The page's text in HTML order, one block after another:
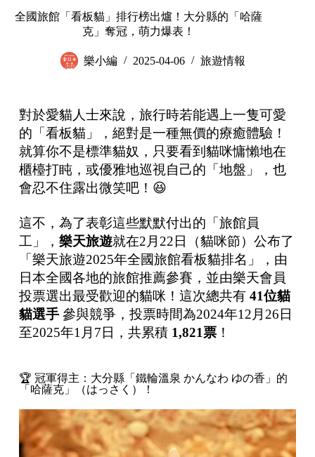
全國旅館「看板貓」排行榜出爐！大分縣的「哈薩
克」奪冠，萌力爆表！
樂小編 2025-04-06 旅遊情報
對於愛貓人士來說，旅行時若能遇上一隻可愛
的「看板貓」，絕對是一種無價的療癒體驗！
就算你不是標準貓奴，只要看到貓咪慵懶地在
櫃檯打盹，或優雅地巡視自己的「地盤」，也
會忍不住露出微笑吧！😆
這不，為了表彰這些默默付出的「旅館員
工」， 樂天旅遊就在2月22日（貓咪節）公布了
「樂天旅遊2025年全國旅館看板貓排名」，由
日本全國各地的旅館推薦參賽，並由樂天會員
投票選出最受歡迎的貓咪！這次總共有 41位貓
貓選手參與競爭，投票時間為2024年12月26日
至2025年1月7日，共累積 1,821票！
🏆 冠軍得主：大分縣「鐵輪溫泉 かんなわ ゆの香」的
「哈薩克」（はっさく）！